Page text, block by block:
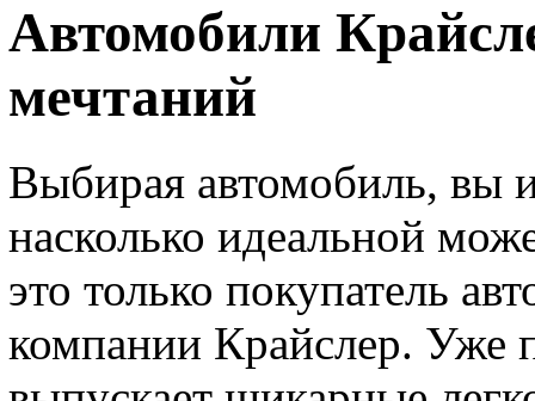
Автомобили
мечтаний
Выбирая автомобиль, вы
насколько идеальной
это только покупатель
компании Крайслер. Уже